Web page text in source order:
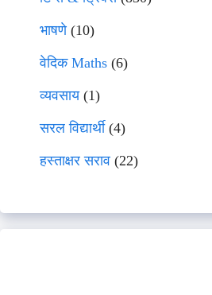
भाषणे(10)
वेदिक Maths (6)
व्यवसाय(1)
सरल विद्यार्थी(4)
हस्ताक्षर सराव (22)